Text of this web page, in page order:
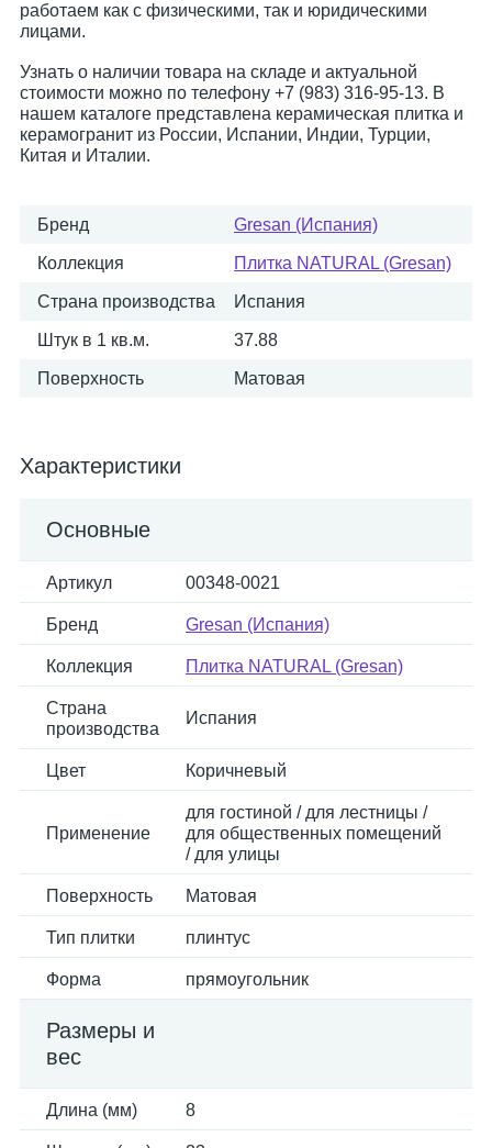
работаем как с физическими, так и юридическими
лицами.
Узнать о наличии товара на складе и актуальной
стоимости можно по телефону +7 (983) 316-95-13. В
нашем каталоге представлена керамическая плитка и
керамогранит из России, Испании, Индии, Турции,
Китая и Италии.
Бренд Gresan (Испания)
Коллекция Плитка NATURAL (Gresan)
Страна производства Испания
Штук в 1 кв.м. 37.88
Поверхность Матовая
Характеристики
Основные
Артикул 00348-0021
Бренд Gresan (Испания)
Коллекция Плитка NATURAL (Gresan)
Страна
производства
Испания
Цвет Коричневый
Применение
для гостиной / для лестницы /
для общественных помещений
/ для улицы
Поверхность Матовая
Тип плитки плинтус
Форма прямоугольник
Размеры и
вес
Длина (мм) 8